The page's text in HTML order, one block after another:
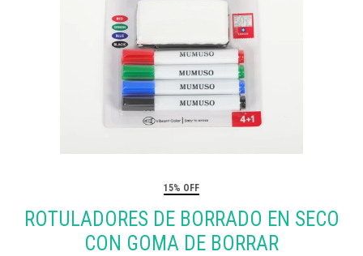
15% OFF
ROTULADORES DE BORRADO EN SECO
CON GOMA DE BORRAR